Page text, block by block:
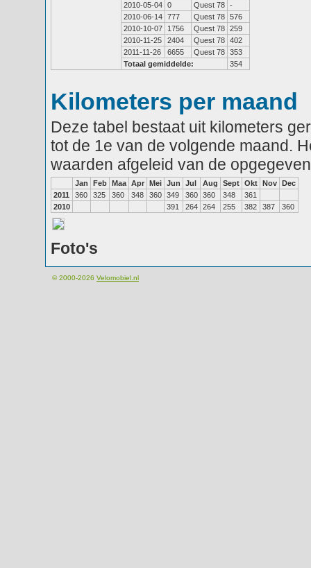
2010-05-04 0 Quest 78 -
2010-06-14 777 Quest 78 576
2010-10-07
1756 Quest 78 259
2010-11-25
2404 Quest 78 402
2011-11-26
6655 Quest 78 353
Totaal gemiddelde:
354
Kilometers per maand
Deze tabel bestaat uit kilometers
tot de 1e van de volgende maand.
waarden afgeleid van de
Jan Feb Maa Apr Mei Jun Jul Aug Sept Okt Nov Dec
2011
360 325 360 348 360 349 360 360 348
361
2010
391 264 264 255 382 387 360
Foto's
© 2000-2026 Velomobiel.nl